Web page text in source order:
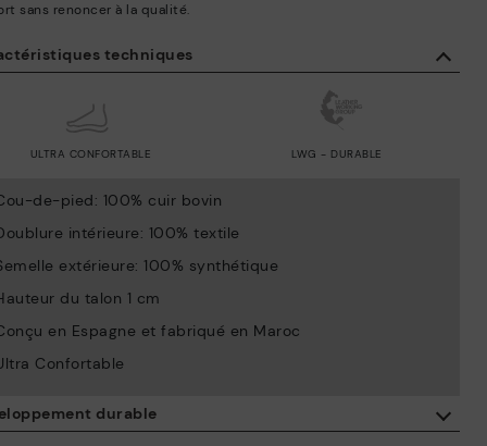
techniques
ULTRA CONFORTABLE LWG - DURABLE
de-pied: 100% cuir bovin
intérieure: 100% textile
extérieure: 100% synthétique
du talon 1 cm
en Espagne et fabriqué en Maroc
Confortable
durable
sans renoncer à la qualité.